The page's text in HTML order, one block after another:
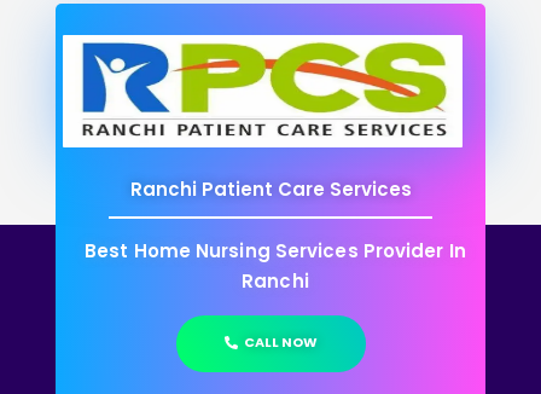
Ranchi Patient Care Services
Best Home Nursing Services Provider In
Ranchi
CALL NOW